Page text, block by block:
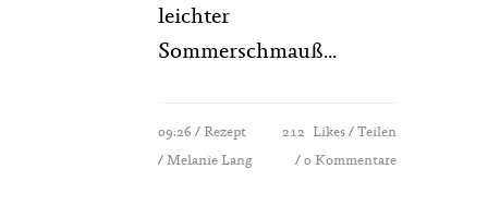
leichter
Sommerschmauß...
09:26 / Rezept
/ Melanie Lang
212 Likes
Teilen
0 Kommentare